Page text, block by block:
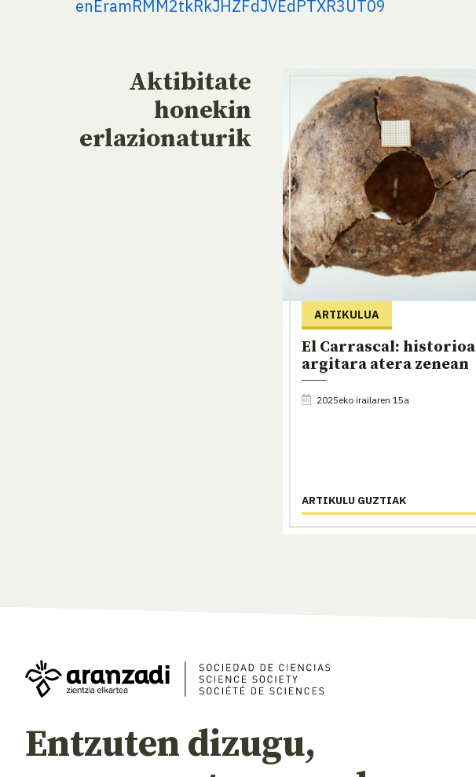
enEramRMM2tkRkJHZFdJVEdPTXR3UT09
Aktibitate
honekin
erlazionaturik
ARTIKULUA
El Carrascal: historioa
argitara atera zenean
2025eko irailaren 15a
ARTIKULU GUZTIAK
Entzuten dizugu,